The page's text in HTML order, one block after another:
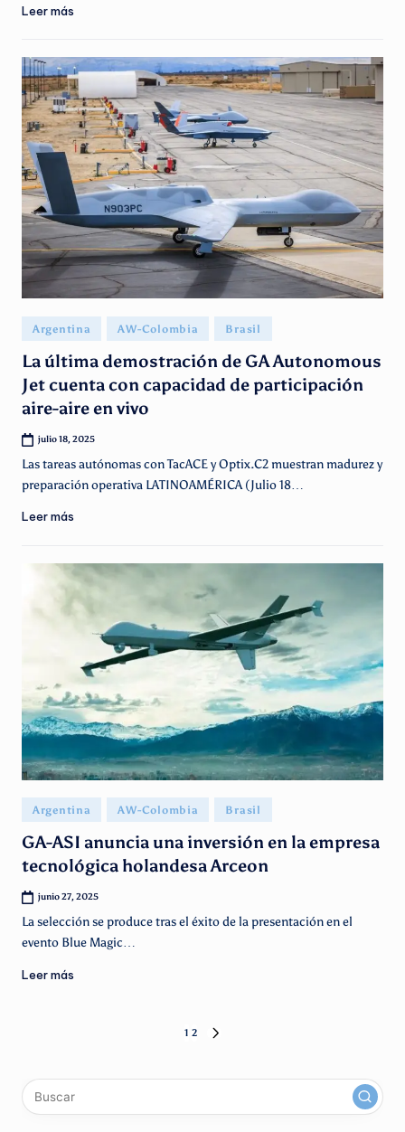
Leer más
Publicado
en
Argentina AW-Colombia Brasil
La última demostración de GA Autonomous
Jet cuenta con capacidad de participación
aire-aire en vivo
julio 18, 2025
Las tareas autónomas con TacACE y Optix.C2 muestran madurez y
preparación operativa LATINOAMÉRICA (Julio 18…
Leer más
Publicado
en
Argentina AW-Colombia Brasil
GA-ASI anuncia una inversión en la empresa
tecnológica holandesa Arceon
junio 27, 2025
La selección se produce tras el éxito de la presentación en el
evento Blue Magic…
Leer más
de
entradas
1 2